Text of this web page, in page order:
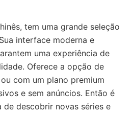
tem uma grande seleção
interface moderna e
uma experiência de
Oferece a opção de
com um plano premium
e sem anúncios. Então é
de descobrir novas séries e